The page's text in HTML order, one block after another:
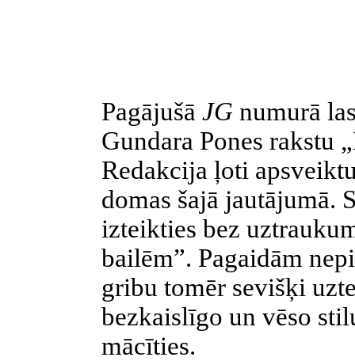
Pagājušā JG numurā
Gundara Pones rakstu
Redakcija ļoti
domas šajā jautājumā.
izteikties bez
bailēm”. Pagaidām
gribu tomēr sevišķi
bezkaislīgo un vēso
mācīties.